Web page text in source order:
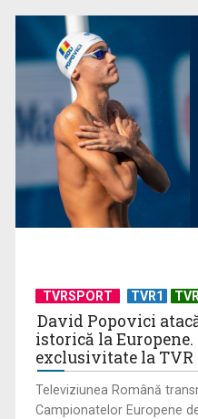
TVRSPORT TVR1
David Popovici
istorică la
exclusivitate la TVR
Televiziunea Română
Campionatelor Europene